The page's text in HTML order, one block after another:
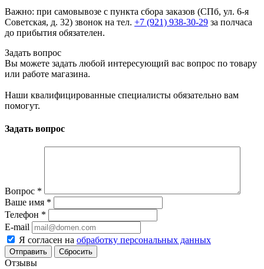
Важно: при самовывозе с пункта сборa заказов (СПб, ул. 6-я
Советская, д. 32) звонок на тел. +7 (921) 938-30-29 за полчаса
до прибытия обязателен.
Задать вопрос
Вы можете задать любой интересующий вас вопрос по товару
или работе магазина.
Наши квалифицированные специалисты обязательно вам
помогут.
Задать вопрос
Вопрос *
Ваше имя *
Телефон *
E-mail
Я согласен на обработку персональных данных
Сбросить
Отзывы